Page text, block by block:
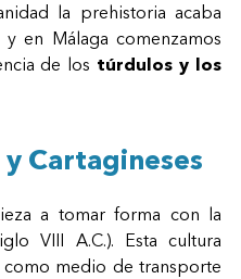
la prehistoria acaba
en Málaga comenzamos
de los túrdulos y los
Cartagineses
a tomar forma con la
VIII A.C.). Esta cultura
medio de transporte